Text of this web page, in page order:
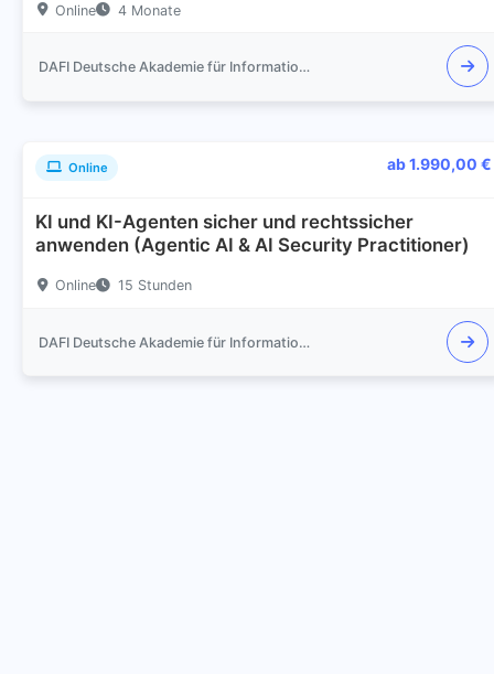
Online 4 Monate
DAFI Deutsche Akademie für Informationssicherheit GmbH
Online ab 1.990,00 €
KI und KI-Agenten sicher und rechtssicher
anwenden (Agentic AI & AI Security Practitioner)
Online 15 Stunden
DAFI Deutsche Akademie für Informationssicherheit GmbH